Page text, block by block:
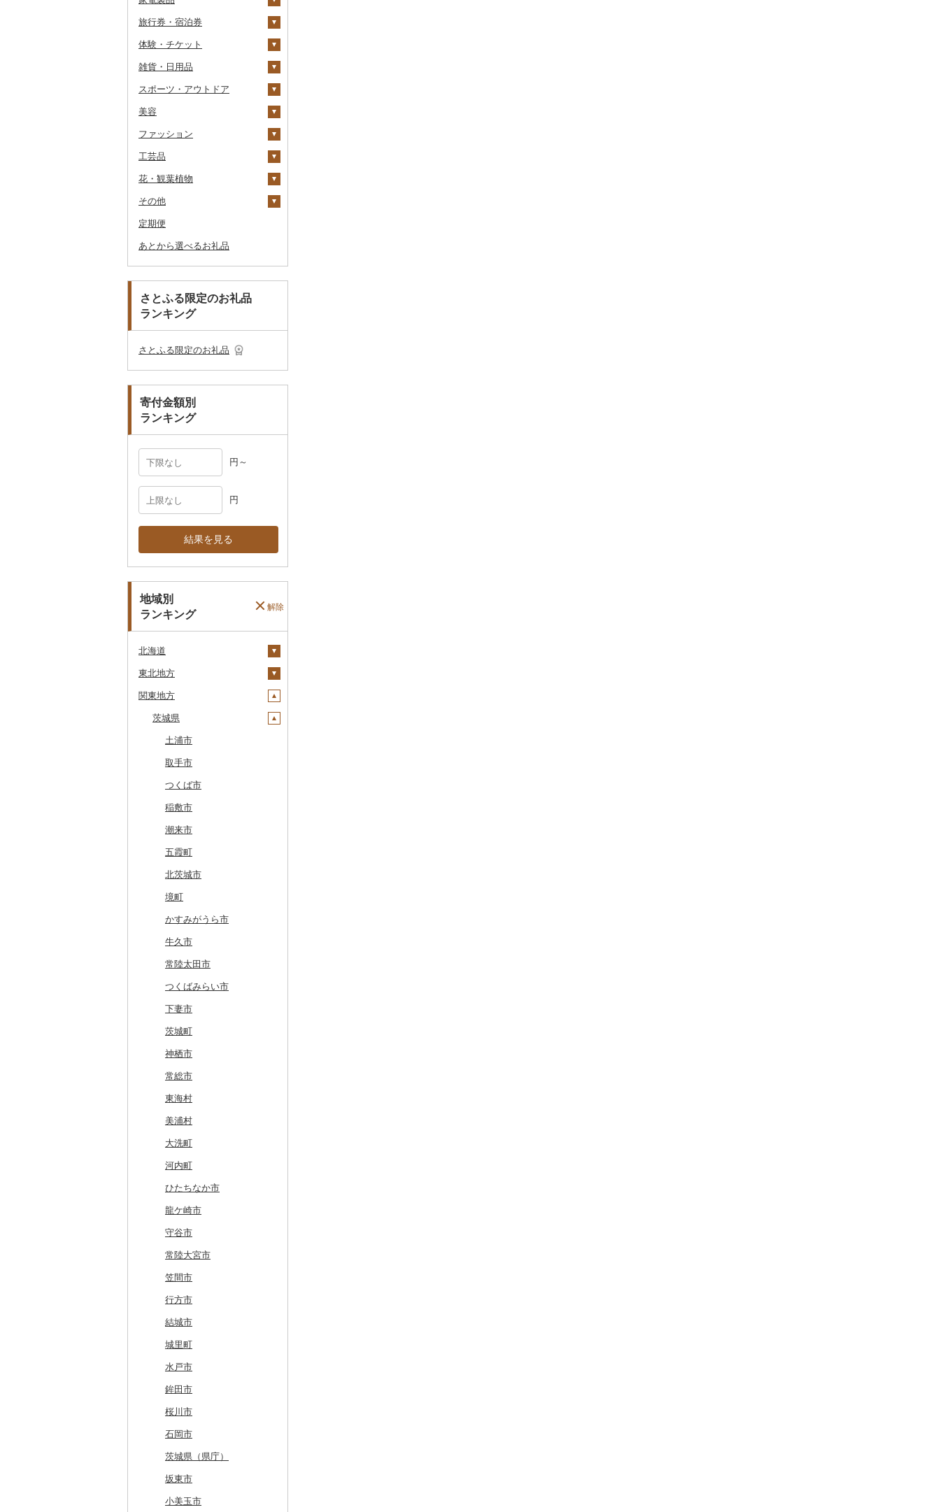
塩
醤油
味噌
酢
だし
食用油
オリーブオイル
ごま油
はちみつ
ドレッシング
その他調味料
ケチャップ
こしょう
その他調味料
季節・空調家電
キッチン家電
照明器具
パソコン・周辺機器
TV・オーディオ・カメラ
美容・健康家電
カー用品
時計
その他家電
旅行券・宿泊券
旅行券
JTBふるさと旅行クー
その他旅行券
宿泊券
体験・チケット
PayPay商品券
食事券
温泉・サウナ・スパ利用
券
GDOふるさとゴルフ
プレークーポン
その他のゴルフプレー
花火大会チケット
カタログギフト
雑貨・日用品
家具・インテリア
机・テーブル
その他家具・インテリ
寝具
布団
毛布
タオルケット
タオル
その他タオル
文房具・印鑑
ボールペン
ノート・ファイル
その他文房具
食器
グラス・カップ
箸
スプーン・フォーク・
ナイフ
皿・椀
その他食器
キッチン用品
フライパン
鍋
まな板
土鍋
日用品
洗剤
トイレットペーパー
ティッシュ
その他日用品
楽器・器材
本・CD・DVD
おもちゃ・ぬいぐるみ
ご当地キャラクター
ペット用品
その他雑貨
スポーツ・アウトドア
ゴルフ
ゴルフボール
ゴルフウェア
その他ゴルフ
釣り
サイクリング
アウトドア・キャンプ
その他スポーツ
その他スポーツ
美容
スキンケア
洗顔
その他スキンケア
シャンプー・リンス
石鹸・ボディーソープ
入浴剤
アロマ
プロテイン
その他美容
ファッション
鞄・バッグ
トートバッグ・ショル
ツケース
その他鞄・バッグ
洋服
女性・レディース
子供・ベビー
その他洋服
和服
靴・履物
靴・シューズ
スリッパ・下駄・草履
その他靴・履物
アクセサリー
ペンダント・ネックレ
ス
ピアス・イヤリング
その他アクセサリー
その他服飾小物
ショール・ストール
マフラー・手袋
工芸品
織物
本場奄美大島紬
陶器・漆器
唐津焼
備前焼
美濃焼
村上木彫堆朱
その他装飾品・工芸品
数珠
工芸品
播州そろばん
美濃和紙
花・観葉植物
観葉植物・苗木
花
胡蝶蘭
造花・プリザーブドフ
ラワー
その他花
盆栽・その他
その他
地域サービス
その他
定期便
あとから選べるお礼品
さとふる限定のお礼品
ランキング
さとふる限定のお礼品
寄付金額別
ランキング
円～
円
結果を見る
地域別
ランキング
解除
北海道
安平町
八雲町
鹿部町
江差町
白老町
せたな町
旭川市
森町
稚内市
標津町
清里町
北斗市
留萌市
白糠町
釧路町
名寄市
美唄市
厚岸町
南富良野町
上富良野町
和寒町
紋別市
乙部町
根室市
三笠市
東川町
厚真町
奥尻町
網走市
浦河町
広尾町
中札内村
滝川市
比布町
鶴居村
釧路市
苫前町
当別町
東北地方
青森県
十和田市
大鰐町
南部町
五戸町
藤崎町
六ヶ所村
東北町
三戸町
東通村
黒石市
おいらせ町
鶴田町
階上町
深浦町
青森市
田子町
新郷村
横浜町
野辺地町
佐井村
六戸町
五所川原市
平川市
蓬田村
中泊町
外ヶ浜町
つがる市
弘前市
鰺ヶ沢町
むつ市
田舎館村
青森県（県庁）
三沢市
西目屋村
岩手県
宮古市
軽米町
岩手町
矢巾町
釜石市
野田村
普代村
一戸町
陸前高田市
紫波町
滝沢市
住田町
葛巻町
花巻市
岩泉町
田野畑村
盛岡市
遠野市
奥州市
雫石町
岩手県（県庁）
一関市
久慈市
西和賀町
北上市
平泉町
洋野町
大船渡市
山田町
大槌町
宮城県
柴田町
色麻町
丸森町
大衡村
加美町
利府町
白石市
登米市
山元町
名取市
川崎町
村田町
栗原市
富谷市
岩沼市
七ヶ宿町
大崎市
塩竈市
石巻市
多賀城市
宮城県（県庁）
亘理町
蔵王町
女川町
気仙沼市
美里町
松島町
大和町
大郷町
南三陸町
仙台市
大河原町
角田市
涌谷町
秋田県
大潟村
横手市
能代市
小坂町
仙北市
井川町
潟上市
三種町
藤里町
湯沢市
大館市
由利本荘市
にかほ市
羽後町
秋田県（県庁）
秋田市
男鹿市
美郷町
東成瀬村
五城目町
北秋田市
八峰町
鹿角市
大仙市
八郎潟町
山形県
村山市
尾花沢市
上山市
河北町
酒田市
新庄市
長井市
小国町
南陽市
中山町
庄内町
大石田町
川西町
鶴岡市
山形県（県庁）
金山町
東根市
飯豊町
鮭川村
大蔵村
山辺町
戸沢村
舟形町
最上町
真室川町
寒河江市
西川町
高畠町
山形市
三川町
大江町
米沢市
福島県
天栄村
広野町
鏡石町
須賀川市
小野町
棚倉町
古殿町
昭和村
下郷町
西郷村
二本松市
猪苗代町
川俣町
郡山市
西会津町
玉川村
いわき市
南会津町
田村市
磐梯町
三春町
本宮市
柳津町
鮫川村
福島市
新地町
葛尾村
三島町
桑折町
矢吹町
国見町
関東地方
茨城県
土浦市
取手市
つくば市
稲敷市
潮来市
五霞町
北茨城市
境町
かすみがうら市
牛久市
常陸太田市
つくばみらい市
下妻市
茨城町
神栖市
常総市
東海村
美浦村
大洗町
河内町
ひたちなか市
龍ケ崎市
守谷市
常陸大宮市
笠間市
行方市
結城市
城里町
水戸市
鉾田市
桜川市
石岡市
茨城県（県庁）
坂東市
小美玉市